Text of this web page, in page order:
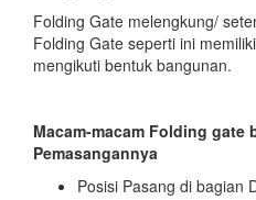
Folding Gate melengkung/
Folding Gate seperti ini
mengikuti bentuk bangunan.
Macam-macam Folding gate
Pemasangannya
Posisi Pasang di bagian